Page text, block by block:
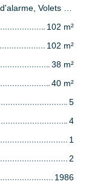
102 m²
102 m²
38 m²
40 m²
5
4
1
2
1986